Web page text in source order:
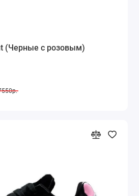
(Черные с розовым)